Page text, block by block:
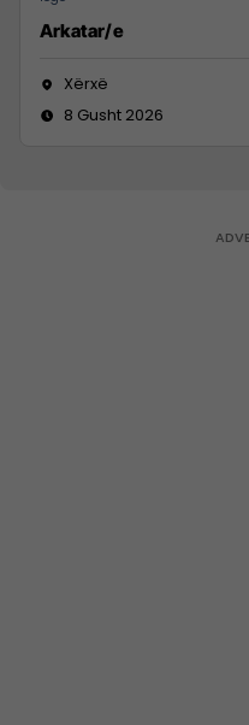
Arkatar/e
Xërxë
8 Gusht 2026